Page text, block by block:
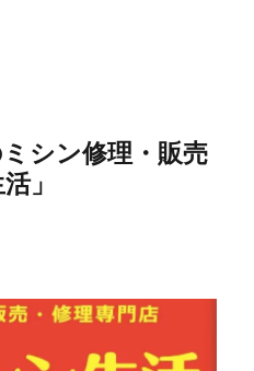
シン修理・販売
」